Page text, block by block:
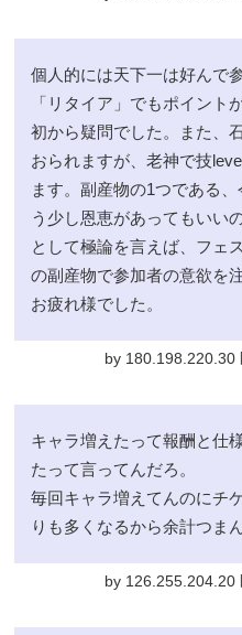
個人的には天下一は好んで
「リタイア」でもポイント
初から疑問でした。また、
おられますが、老神で技
ます。副産物の1つである
う少し恩恵があってもいい
として極論を言えば、フェ
の副産物で参加者の意欲を
お疲れ様でした。
by 180.198.220.30
キャラ増えたって報酬と仕
たって言ってんだろ。
毎回キャラ増えてんのにチ
りも多くなるから余計つま
by 126.255.204.20